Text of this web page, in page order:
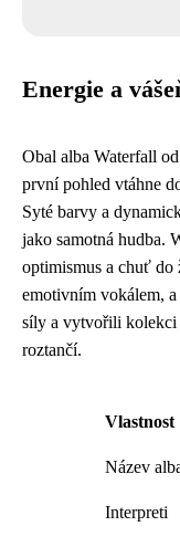
Energie a
Obal alba Waterfall
první pohled vtáhne
Syté barvy a
jako samotná hudba.
optimismus a chuť do
emotivním vokálem,
síly a vytvořili kolekci
roztančí.
Vlastnost
Název
Interpreti